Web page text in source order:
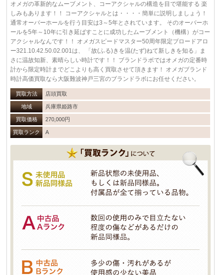
オメガの革新的なムーブメント、コーアクシャルの構造を目で堪能する 楽
しみもあります！！ コーアクシャルとは・・・・簡単に説明しましょう！
通常オーバーホールを行う目安は3～5年とされています。 そのオーバーホ
ールを5年～10年に引き延ばすことに成功したムーブメント（機構）がコー
アクシャルなんです！！ オメガスピードマスター50周年限定ブロードアロ
ー321.10.42.50.02.001は、 「故(ふる)きを温(たず)ねて新しきを知る」ま
さに温故知新、素晴らしい時計です！！ ブランドラボではオメガの定番時
計から限定時計までどこよりも高く買取させて頂きます！ オメガブランド
時計高価買取なら大阪難波神戸三宮のブランドラボにお任せください。
買取方法 店頭買取
地域 兵庫県姫路市
買取価格 270,000円
買取ランク A